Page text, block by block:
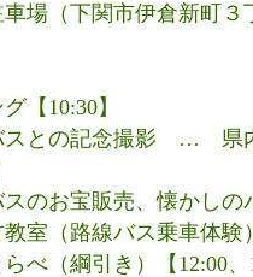
場（下関市伊倉新町３
【10:30】
との記念撮影 … 県内
販売、懐かしのバ
室（路線バス乗車体験
べ（綱引き）【12:00、